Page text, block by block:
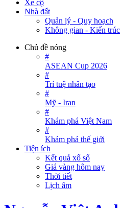
Xe cộ
Nhà đất
Quản lý - Quy hoạch
Không gian - Kiến trúc
Chủ đề nóng
#
ASEAN Cup 2026
#
Trí tuệ nhân tạo
#
Mỹ - Iran
#
Khám phá Việt Nam
#
Khám phá thế giới
Tiện ích
Kết quả xổ số
Giá vàng hôm nay
Thời tiết
Lịch âm